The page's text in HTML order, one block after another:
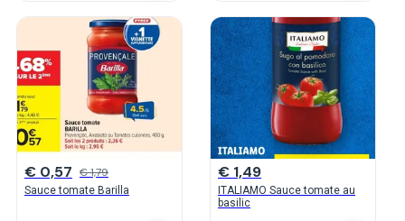
€ 0,57 € 1,79
Sauce tomate Barilla
€ 1,49
ITALIAMO Sauce tomate au
basilic